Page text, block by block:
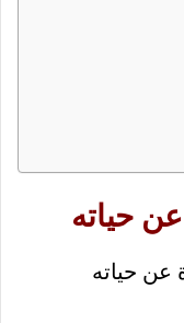
حياته